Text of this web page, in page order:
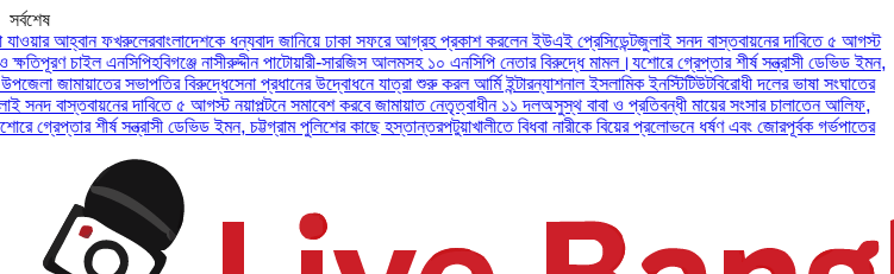
সর্বশেষ
ফখরুলেরবাংলাদেশকে ধন্যবাদ জানিয়ে ঢাকা সফরে আগ্রহ প্রকাশ করলেন ইউএই প্রেসিডেন্টজুলাই সনদ বাস্তবায়নের দাবিতে ৫ আগস্ট
চাইল এনসিপিহবিগঞ্জে নাসীরুদ্দীন পাটোয়ারী-সারজিস আলমসহ ১০ এনসিপি নেতার বিরুদ্ধে মামল।যশোরে গ্রেপ্তার শীর্ষ সন্ত্রাসী ডেভিড ইমন,
সভাপতির বিরুদ্ধেসেনা প্রধানের উদ্বোধনে যাত্রা শুরু করল আর্মি ইন্টারন্যাশনাল ইসলামিক ইনস্টিটিউটবিরোধী দলের ভাষা সংঘাতের
দাবিতে ৫ আগস্ট নয়াপল্টনে সমাবেশ করবে জামায়াত নেতৃত্বাধীন ১১ দলঅসুস্থ বাবা ও প্রতিবন্ধী মায়ের সংসার চালাতেন আলিফ,
শীর্ষ সন্ত্রাসী ডেভিড ইমন, চট্টগ্রাম পুলিশের কাছে হস্তান্তরপটুয়াখালীতে বিধবা নারীকে বিয়ের প্রলোভনে ধর্ষণ এবং জোরপূর্বক গর্ভপাতের